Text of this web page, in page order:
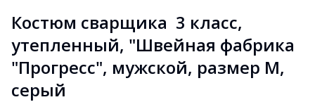
Костюм сварщика  3 класс,
утепленный, "Швейная фабрика
"Прогресс", мужской, размер М,
серый